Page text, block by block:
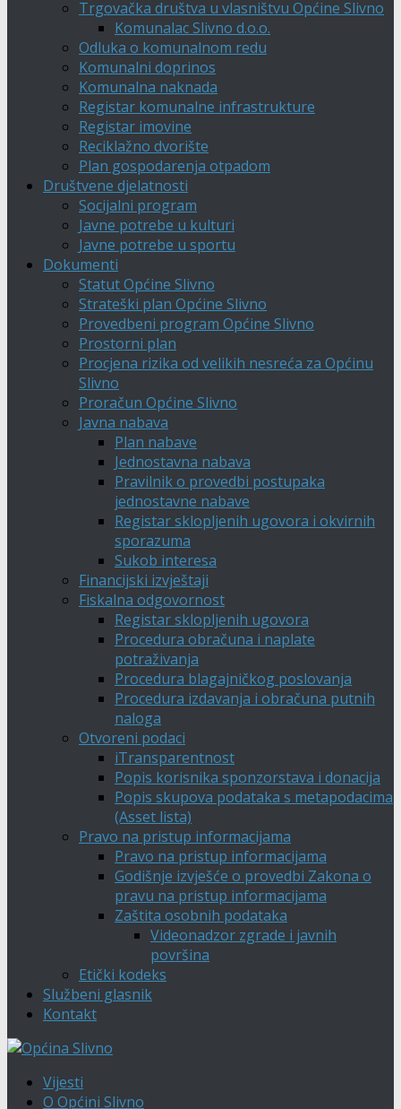
Trgovačka društva u vlasništvu Općine Slivno
Komunalac Slivno d.o.o.
Odluka o komunalnom redu
Komunalni doprinos
Komunalna naknada
Registar komunalne infrastrukture
Registar imovine
Reciklažno dvorište
Plan gospodarenja otpadom
Društvene djelatnosti
Socijalni program
Javne potrebe u kulturi
Javne potrebe u sportu
Dokumenti
Statut Općine Slivno
Strateški plan Općine Slivno
Provedbeni program Općine Slivno
Prostorni plan
Procjena rizika od velikih nesreća za Općinu
Slivno
Proračun Općine Slivno
Javna nabava
Plan nabave
Jednostavna nabava
Pravilnik o provedbi postupaka
jednostavne nabave
Registar sklopljenih ugovora i okvirnih
sporazuma
Sukob interesa
Financijski izvještaji
Fiskalna odgovornost
Registar sklopljenih ugovora
Procedura obračuna i naplate
potraživanja
Procedura blagajničkog poslovanja
Procedura izdavanja i obračuna putnih
naloga
Otvoreni podaci
iTransparentnost
Popis korisnika sponzorstava i donacija
Popis skupova podataka s metapodacima
(Asset lista)
Pravo na pristup informacijama
Pravo na pristup informacijama
Godišnje izvješće o provedbi Zakona o
pravu na pristup informacijama
Zaštita osobnih podataka
Videonadzor zgrade i javnih
površina
Etički kodeks
Službeni glasnik
Kontakt
Vijesti
O Općini Slivno